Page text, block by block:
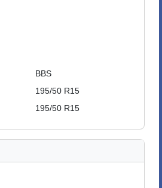
BBS
195/50 R15
195/50 R15